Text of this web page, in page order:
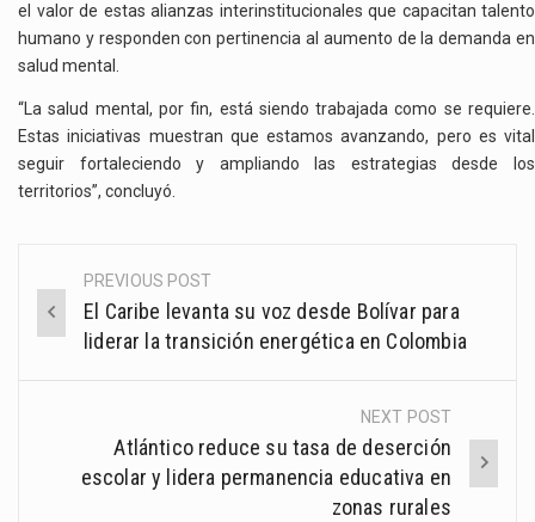
el valor de estas alianzas interinstitucionales que capacitan talento
humano y responden con pertinencia al aumento de la demanda en
salud mental.
“La salud mental, por fin, está siendo trabajada como se requiere.
Estas iniciativas muestran que estamos avanzando, pero es vital
seguir fortaleciendo y ampliando las estrategias desde los
territorios”, concluyó.
Post
navigation
PREVIOUS POST
El Caribe levanta su voz desde Bolívar para
liderar la transición energética en Colombia
NEXT POST
Atlántico reduce su tasa de deserción
escolar y lidera permanencia educativa en
zonas rurales